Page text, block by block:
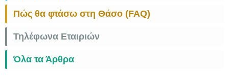
Πώς θα φτάσω στη Θάσο (FAQ)
Τηλέφωνα Εταιριών
Όλα τα Άρθρα